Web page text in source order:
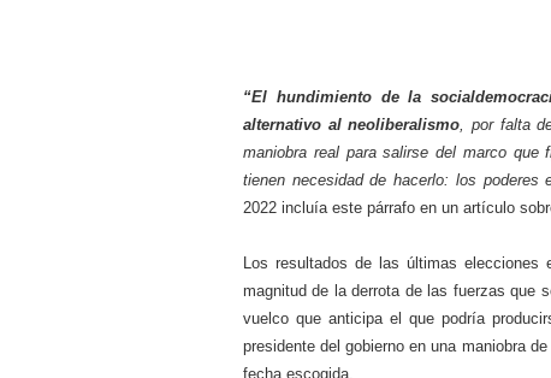
“El hundimiento de la
alternativo al neoliberalismo, por falta
maniobra real para salirse del marco
tienen necesidad de hacerlo: los poderes
2022 incluía este párrafo en un artículo
Los resultados de las últimas
magnitud de la derrota de las fuerzas que
vuelco que anticipa el que podría
presidente del gobierno en una maniobra
fecha escogida.